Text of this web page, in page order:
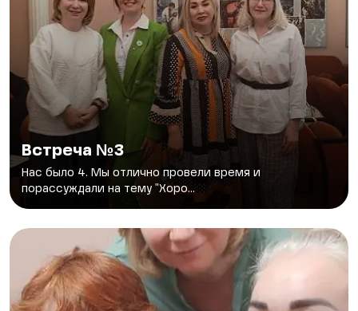
Встреча №3
Нас было 4. Мы отлично провели время и
порассуждали на тему "Хоро...